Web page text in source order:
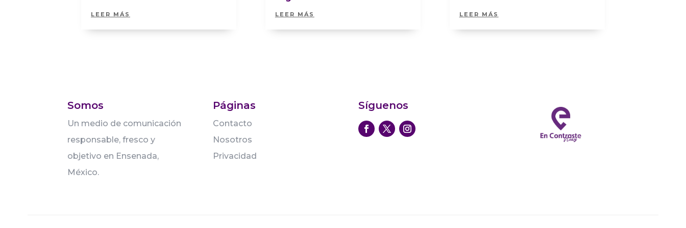
LEER MÁS LEER MÁS LEER MÁS
Somos
Un medio de comunicación
responsable, fresco y
objetivo en Ensenada,
México.
Páginas
Contacto
Nosotros
Privacidad
Síguenos